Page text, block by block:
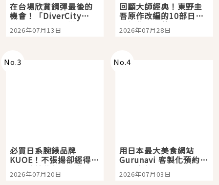
在台場欣賞鋼彈最後的
機會！「DiverCity
Tokyo Plaza」搭船、
購物、美食及夜景，一
2026年07月13日
回顧大師經典！東野圭
吾原作改編的10部日本
影視作品推薦
2026年07月28日
No.3
必買日系腕錶品牌
KUOE！不張揚卻經得起
時間洗鍊的經典之作五
選
2026年07月20日
No.4
用日本最大美食網站
Gurunavi 客製化預約九
大都市餐廳，打造專屬
美食體驗！
2026年07月03日